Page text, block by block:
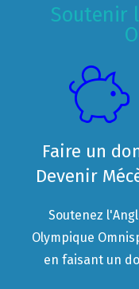
Soutenir
Faire un
Devenir
Soutenez
Olympique
en faisant un